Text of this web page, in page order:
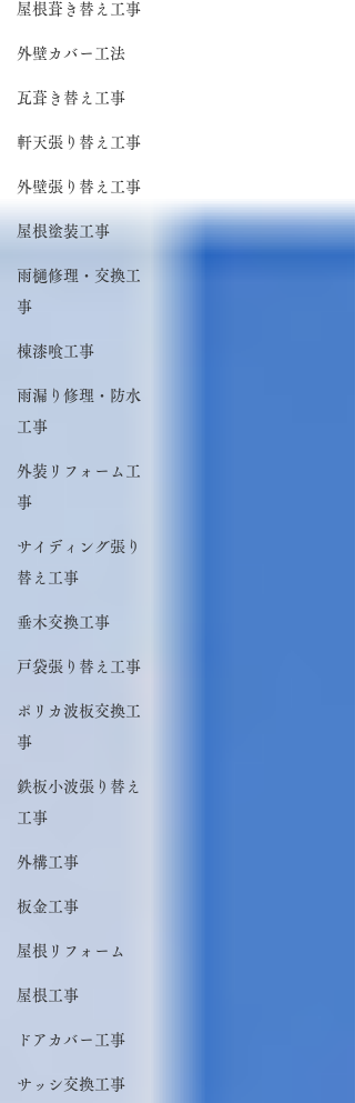
屋根葺き替え工事
外壁カバー工法
瓦葺き替え工事
軒天張り替え工事
外壁張り替え工事
屋根塗装工事
雨樋修理・交換工
事
棟漆喰工事
雨漏り修理・防水
工事
外装リフォーム工
事
サイディング張り
替え工事
垂木交換工事
戸袋張り替え工事
ポリカ波板交換工
事
鉄板小波張り替え
工事
外構工事
板金工事
屋根リフォーム
屋根工事
ドアカバー工事
サッシ交換工事